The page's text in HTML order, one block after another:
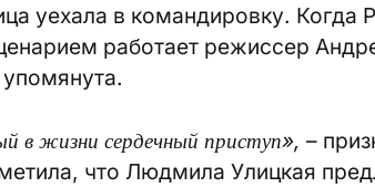
уехала в командировку. Когда
работает режиссер
в жизни сердечный приступ», –
что Людмила Улицкая